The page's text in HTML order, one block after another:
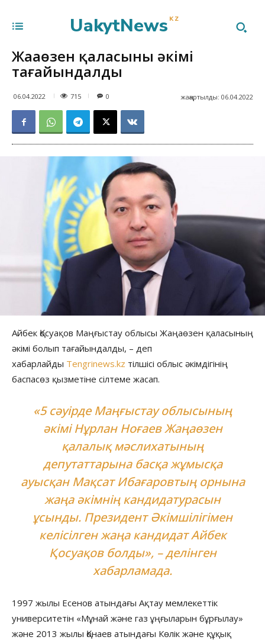
UakytNews KZ
Жаңаөзен қаласының әкімі
тағайындалды
06.04.2022 715 жаңартылды: 06.04.2022
0
Айбек Қосуақов Маңғыстау облысы Жаңаөзен қаласының
әкімі болып тағайындалды, – деп
хабарлайды Tengrinews.kz тілшісі облыс әкімдігінің
баспасөз қызметіне сілтеме жасап.
«5 сәуірде Маңғыстау облысының
әкімі Нұрлан Ноғаев Жаңаөзен
қалалық мәслихатының
депутаттарына басқа жұмысқа
ауысқан Мақсат Ибағаровтың орнына
жаңа әкімнің кандидатурасын
ұсынды. Президент Әкімшілігімен
келісілген жаңа кандидат Айбек
Қосуақов болды», – делінген
хабарламада.
1997 жылы Есенов атындағы Ақтау мемлекеттік
университетін «Мұнай және газ ұңғыларын бұрғылау»
және 2013 жылы Қонаев атындағы Көлік және құқық